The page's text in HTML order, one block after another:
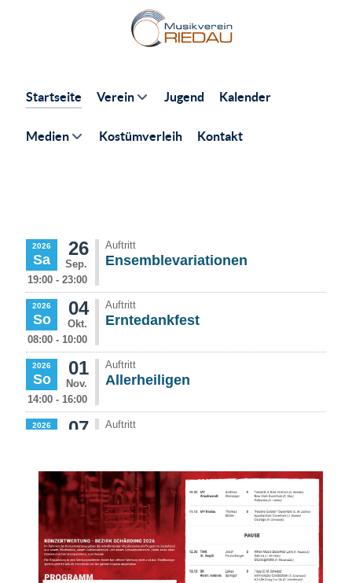
Startseite Verein Jugend Kalender
Medien Kostümverleih Kontakt